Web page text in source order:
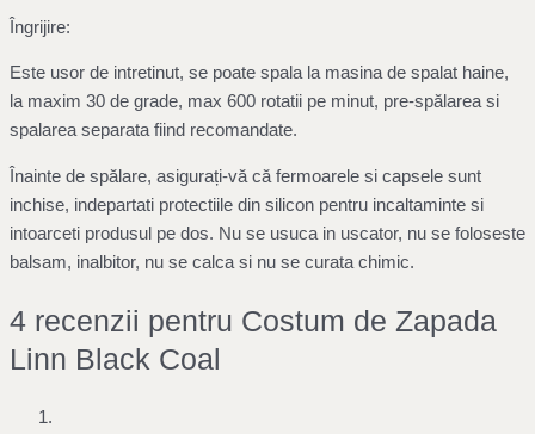
Îngrijire:
Este usor de intretinut, se poate spala la masina de spalat haine,
la maxim 30 de grade, max 600 rotatii pe minut, pre-spălarea si
spalarea separata fiind recomandate.
Înainte de spălare, asigurați-vă că fermoarele si capsele sunt
inchise, indepartati protectiile din silicon pentru incaltaminte si
intoarceti produsul pe dos. Nu se usuca in uscator, nu se foloseste
balsam, inalbitor, nu se calca si nu se curata chimic.
4 recenzii pentru Costum de Zapada
Linn Black Coal